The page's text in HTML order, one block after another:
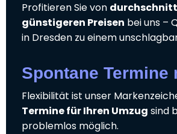
Profitieren Sie von
günstigeren Preisen bei uns –
in Dresden zu einem
Spontane Termine
Flexibilität ist unser
Termine für Ihren Umzug sind
problemlos möglich.